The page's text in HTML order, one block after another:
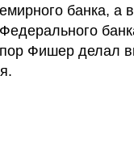
банка, а
Фишер делал